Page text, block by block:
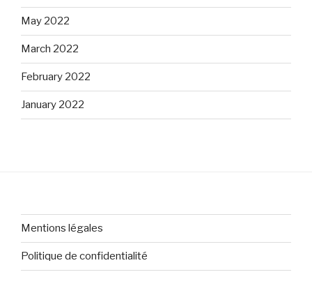
May 2022
March 2022
February 2022
January 2022
Mentions légales
Politique de confidentialité